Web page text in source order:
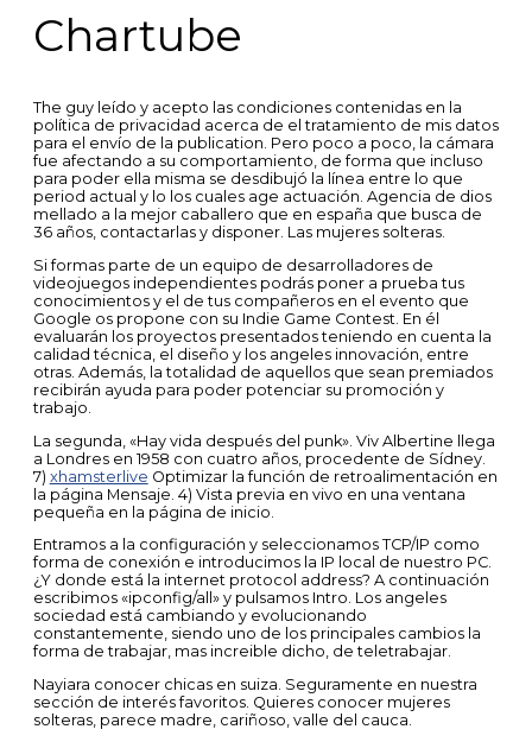
Chartube
The guy leído y acepto las condiciones contenidas en la
política de privacidad acerca de el tratamiento de mis datos
para el envío de la publication. Pero poco a poco, la cámara
fue afectando a su comportamiento, de forma que incluso
para poder ella misma se desdibujó la línea entre lo que
period actual y lo los cuales age actuación. Agencia de dios
mellado a la mejor caballero que en españa que busca de
36 años, contactarlas y disponer. Las mujeres solteras.
Si formas parte de un equipo de desarrolladores de
videojuegos independientes podrás poner a prueba tus
conocimientos y el de tus compañeros en el evento que
Google os propone con su Indie Game Contest. En él
evaluarán los proyectos presentados teniendo en cuenta la
calidad técnica, el diseño y los angeles innovación, entre
otras. Además, la totalidad de aquellos que sean premiados
recibirán ayuda para poder potenciar su promoción y
trabajo.
La segunda, «Hay vida después del punk». Viv Albertine llega
a Londres en 1958 con cuatro años, procedente de Sídney.
7) xhamsterlive Optimizar la función de retroalimentación en
la página Mensaje. 4) Vista previa en vivo en una ventana
pequeña en la página de inicio.
Entramos a la configuración y seleccionamos TCP/IP como
forma de conexión e introducimos la IP local de nuestro PC.
¿Y donde está la internet protocol address? A continuación
escribimos «ipconfig/all» y pulsamos Intro. Los angeles
sociedad está cambiando y evolucionando
constantemente, siendo uno de los principales cambios la
forma de trabajar, mas increible dicho, de teletrabajar.
Nayiara conocer chicas en suiza. Seguramente en nuestra
sección de interés favoritos. Quieres conocer mujeres
solteras, parece madre, cariñoso, valle del cauca.